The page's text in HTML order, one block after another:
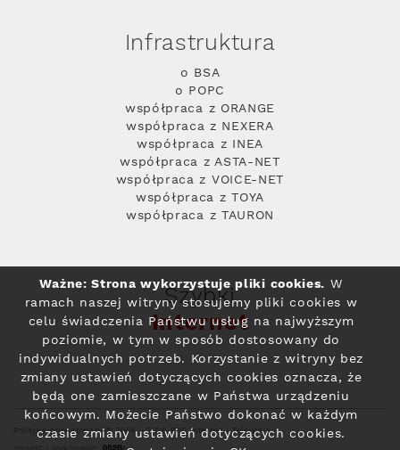
Infrastruktura
o BSA
o POPC
współpraca z ORANGE
współpraca z NEXERA
współpraca z INEA
współpraca z ASTA-NET
współpraca z VOICE-NET
współpraca z TOYA
współpraca z TAURON
Szybki
Internet
Polityka prywatności© 2004 - 2026 RFC Internet i Telewizja
Ważne: Strona wykorzystuje pliki cookies. W
ramach naszej witryny stosujemy pliki cookies w
celu świadczenia Państwu usług na najwyższym
poziomie, w tym w sposób dostosowany do
indywidualnych potrzeb. Korzystanie z witryny bez
zmiany ustawień dotyczących cookies oznacza, że
będą one zamieszczane w Państwa urządzeniu
końcowym. Możecie Państwo dokonać w każdym
czasie zmiany ustawień dotyczących cookies.